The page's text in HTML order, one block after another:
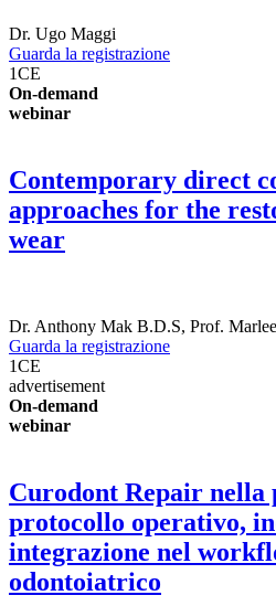
Dr. Ugo Maggi
Guarda la registrazione
1CE
On-demand
webinar
Contemporary direct
approaches for the
wear
Dr. Anthony Mak B.D.S, Prof.
Guarda la registrazione
1CE
advertisement
On-demand
webinar
Curodont Repair nella
protocollo operativo,
integrazione nel
odontoiatrico